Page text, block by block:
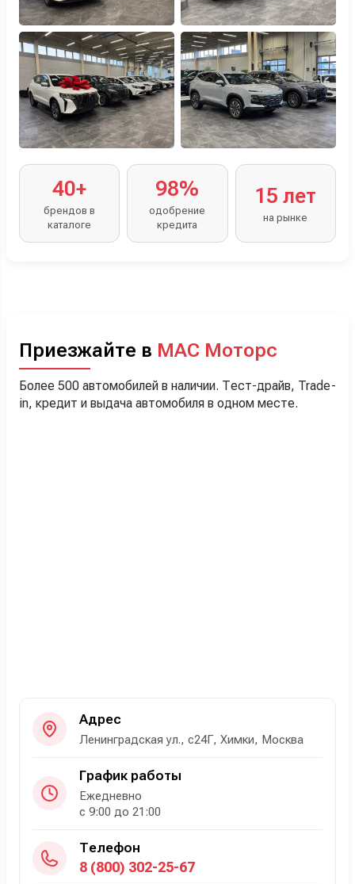
40+
брендов в
каталоге
98%
одобрение
кредита
15 лет
на рынке
Приезжайте в МАС Моторс
Более 500 автомобилей в наличии. Тест-драйв, Trade-
in, кредит и выдача автомобиля в одном месте.
Адрес
Ленинградская ул., с24Г, Химки, Москва
График работы
Ежедневно
с 9:00 до 21:00
Телефон
8 (800) 302-25-67